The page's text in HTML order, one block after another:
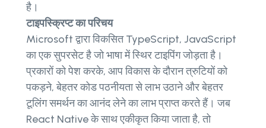
है।
टाइपस्क्रिप्ट का परिचय
Microsoft द्वारा विकसित TypeScript, JavaScript
का एक सुपरसेट है जो भाषा में स्थिर टाइपिंग जोड़ता है।
प्रकारों को पेश करके, आप विकास के दौरान त्रुटियों को
पकड़ने, बेहतर कोड पठनीयता से लाभ उठाने और बेहतर
टूलिंग समर्थन का आनंद लेने का लाभ प्राप्त करते हैं। जब
React Native के साथ एकीकृत किया जाता है, तो